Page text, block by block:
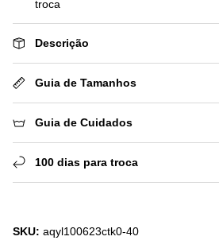
troca
Descrição
Guia de Tamanhos
Guia de Cuidados
100 dias para troca
SKU: aqyl100623ctk0-40